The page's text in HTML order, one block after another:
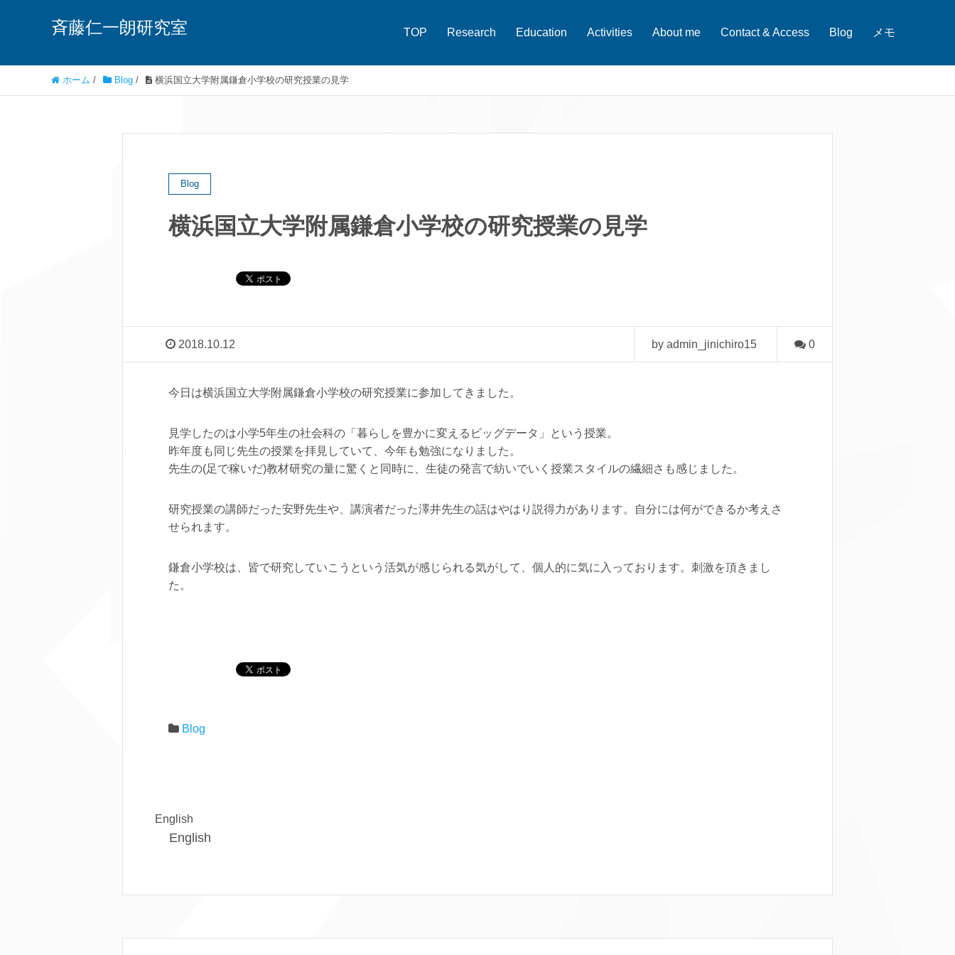
斉藤仁一朗研究室 TOP Research Education Activities About me Contact & Access Blog メモ
ホーム / Blog / 横浜国立大学附属鎌倉小学校の研究授業の見学
Blog
横浜国立大学附属鎌倉小学校の研究授業の見学
2018.10.12 by admin_jinichiro15 0
今日は横浜国立大学附属鎌倉小学校の研究授業に参加してきました。
見学したのは小学5年生の社会科の「暮らしを豊かに変えるビッグデータ」という授業。
昨年度も同じ先生の授業を拝見していて、今年も勉強になりました。
先生の(足で稼いだ)教材研究の量に驚くと同時に、生徒の発言で紡いでいく授業スタイルの繊細さも感じました。
研究授業の講師だった安野先生や、講演者だった澤井先生の話はやはり説得力があります。自分には何ができるか考えさ
せられます。
鎌倉小学校は、皆で研究していこうという活気が感じられる気がして、個人的に気に入っております。刺激を頂きまし
た。
Blog
English
English